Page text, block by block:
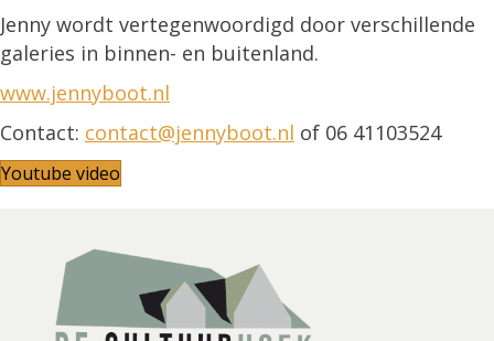
Jenny wordt vertegenwoordigd door verschillende
galeries in binnen- en buitenland.
www.jennyboot.nl
Contact: contact@jennyboot.nl of 06 41103524
Youtube video